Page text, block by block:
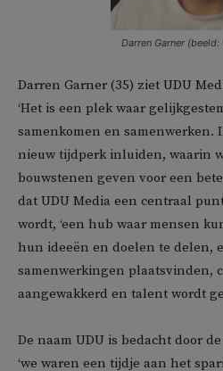
Darren Garner (beeld:
Darren Garner (35) ziet UDU
‘Het is een plek waar
samenkomen en samenwerken.
nieuw tijdperk inluiden, waarin
bouwstenen geven voor een
dat UDU Media een centraal
wordt, ‘een hub waar mensen
hun ideeën en doelen te delen,
samenwerkingen plaatsvinden,
aangewakkerd en talent wordt
De naam UDU is bedacht door
‘we waren een tijdje aan het